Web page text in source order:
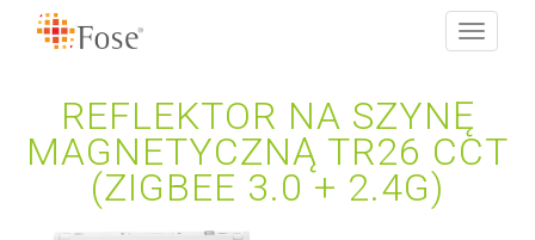
Toggle
REFLEKTOR NA SZYNĘ
MAGNETYCZNĄ TR26 CCT
(ZIGBEE 3.0 + 2.4G)